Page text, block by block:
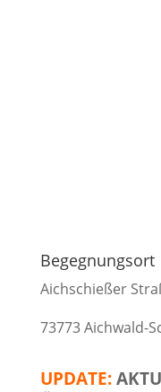
Begegnungsort
Aichschießer
73773 Aichwald-
UPDATE: